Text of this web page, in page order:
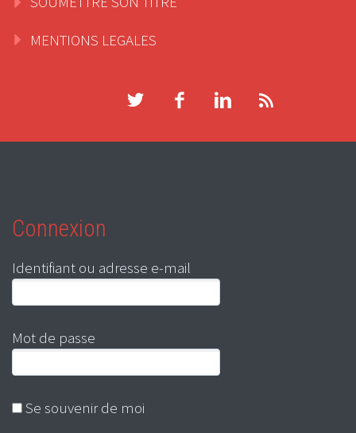
MENTIONS LEGALES
Connexion
Identifiant ou adresse e-mail
Mot de passe
Se souvenir de moi